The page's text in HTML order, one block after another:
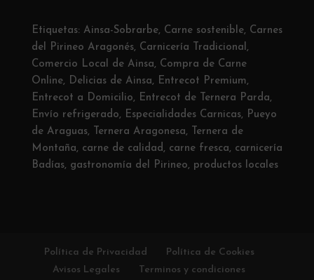
Etiquetas: Ainsa-Sobrarbe, Carne sostenible, Carnes
del Pirineo Aragonés, Carnicería Tradicional,
Comercio Local de Ainsa, Compra de Carne
Online, Delicias de Ainsa, Entrecot Premium,
Entrecot a Domicilio, Entrecot de Ternera Parda,
Envío refrigerado, Especialidades Carnicas, Pueyo
de Araguas, Ternera Aragonesa,
Ternera de
Montaña, carne de calidad, carne fresca, carnicería
Badías, gastronomía del Pirineo, productos locales
Política de Privacidad
Política de Cookies
Avisos Legales
Terminos y condiciones